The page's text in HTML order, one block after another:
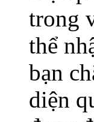
trong
thể
bạn
diện